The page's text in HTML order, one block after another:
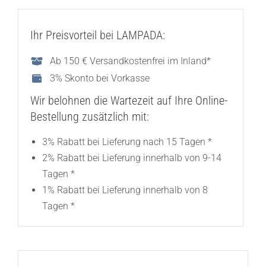
Ihr Preisvorteil bei LAMPADA:
Ab 150 € Versandkostenfrei im Inland*
3% Skonto bei Vorkasse
Wir belohnen die Wartezeit auf Ihre Online-
Bestellung zusätzlich mit:
3% Rabatt bei Lieferung nach 15 Tagen *
2% Rabatt bei Lieferung innerhalb von 9-14
Tagen *
1% Rabatt bei Lieferung innerhalb von 8
Tagen *